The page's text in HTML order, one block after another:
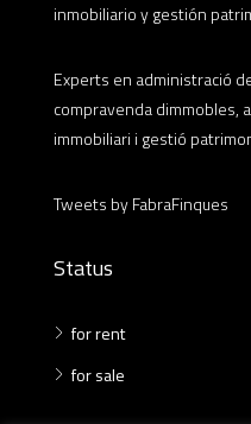
inmobiliario y gestión
Experts en administració
compravenda dimmobles,
immobiliari i gestió
Tweets by FabraFinques
Status
for rent
for sale